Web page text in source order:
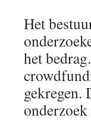
Het
het
gekregen.